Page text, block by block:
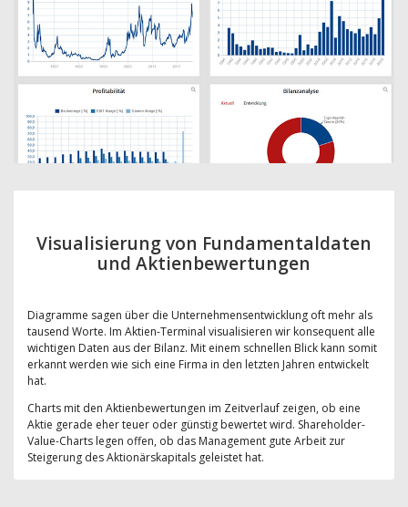
Visualisierung von Fundamentaldaten
und Aktienbewertungen
Diagramme sagen über die Unternehmensentwicklung oft mehr als
tausend Worte. Im Aktien-Terminal visualisieren wir konsequent alle
wichtigen Daten aus der Bilanz. Mit einem schnellen Blick kann somit
erkannt werden wie sich eine Firma in den letzten Jahren entwickelt
hat.
Charts mit den Aktienbewertungen im Zeitverlauf zeigen, ob eine
Aktie gerade eher teuer oder günstig bewertet wird. Shareholder-
Value-Charts legen offen, ob das Management gute Arbeit zur
Steigerung des Aktionärskapitals geleistet hat.